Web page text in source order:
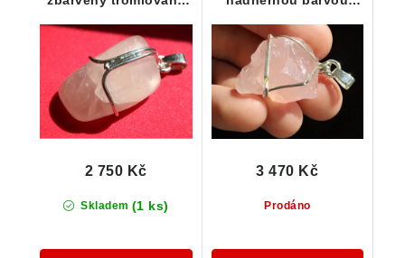
přívěsku
Skladem (1 ks)
2 750 Kč
stříbře
Prodáno
3 470 Kč